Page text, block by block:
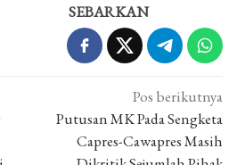
SEBARKAN
Pos berikutnya
Putusan MK Pada Sengketa
Capres-Cawapres Masih